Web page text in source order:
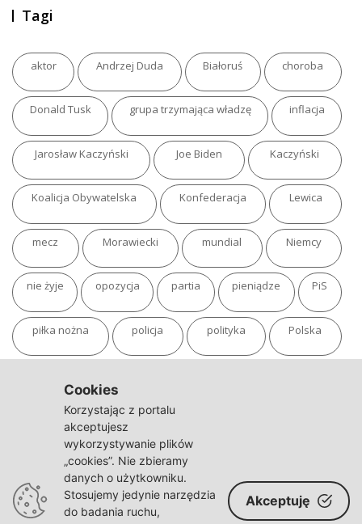
Tagi
aktor Andrzej Duda Białoruś choroba
Donald Tusk grupa trzymająca władzę inflacja
Jarosław Kaczyński Joe Biden Kaczyński
Koalicja Obywatelska Konfederacja Lewica
mecz Morawiecki mundial Niemcy
nie żyje opozycja partia pieniądze PiS
piłka nożna policja polityka Polska
sąd TVN
Warszawa wojna
wybory wypadek Władimir Putin zdrowie
Cookies
Korzystając z portalu
akceptujesz
wykorzystywanie plików
„cookies”. Nie zbieramy
danych o użytkowniku.
Stosujemy jedynie narzędzia
do badania ruchu,
Akceptuję